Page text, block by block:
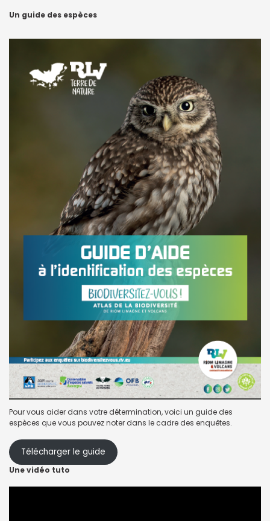
Un guide des espèces
Pour vous aider dans votre détermination, voici un guide des
espèces que vous pouvez noter dans le cadre des enquêtes.
Télécharger le guide
Une vidéo tuto